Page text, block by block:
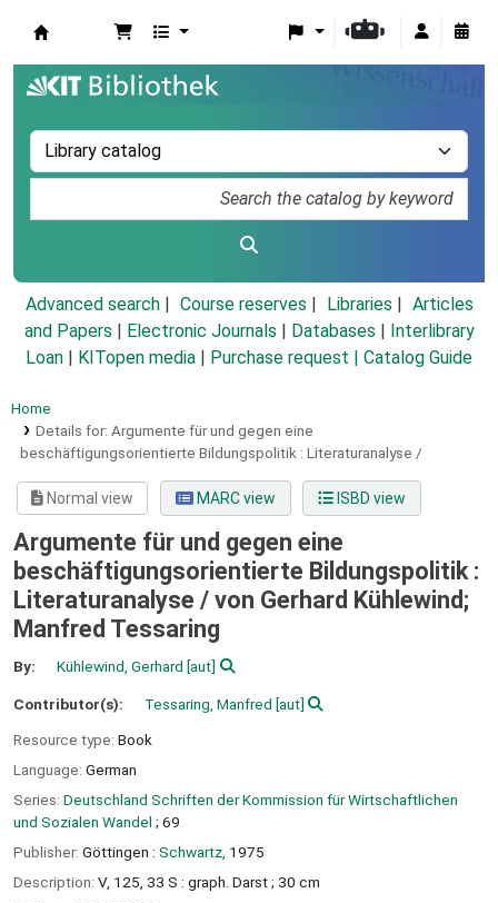
Advanced search Course reserves Libraries
Articles
and Papers
Electronic Journals Databases
Interlibrary
Loan
KITopen media Purchase request | Catalog Guide
Home
Details for: Argumente für und gegen eine
beschäftigungsorientierte Bildungspolitik : Literaturanalyse /
Normal view MARC view ISBD view
Argumente für und gegen eine
beschäftigungsorientierte Bildungspolitik :
Literaturanalyse / von Gerhard Kühlewind;
Manfred Tessaring
By: Kühlewind, Gerhard [aut]
Contributor(s): Tessaring, Manfred [aut]
Resource type: Book
Language: German
Series: Deutschland Schriften der Kommission für Wirtschaftlichen
und Sozialen Wandel ; 69
Publisher: Göttingen : Schwartz, 1975
Description: V, 125, 33 S : graph. Darst ; 30 cm